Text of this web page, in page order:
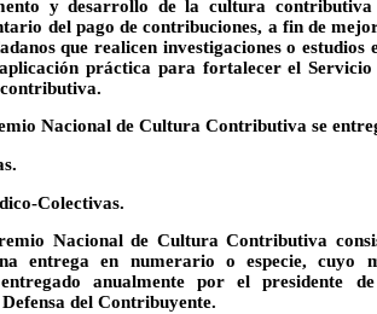
y desarrollo de la cultura
del pago de contribuciones, a fin de
que realicen investigaciones o
práctica para fortalecer el
Nacional de Cultura Contributiva se
Colectivas.
Nacional de Cultura Contributiva
entrega en numerario o especie, cuyo
anualmente por el
del Contribuyente.